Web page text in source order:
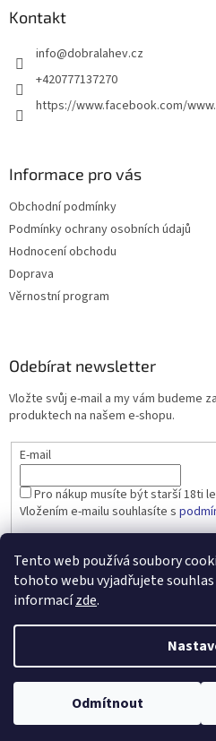
Tento web používá soubory
tohoto webu vyjadřujete souhlas
informacízde.
Odmítnout
Kontakt
info@dobralahev.cz
+420777137270
https://www.facebook.com/
Informace pro vás
Obchodní podmínky
Podmínky ochrany osobních údajů
Hodnocení obchodu
Doprava
Věrnostní program
Odebírat newsletter
Vložte svůj e-mail a my vám budeme
produktech na našem e-shopu.
E-mail
Pro nákup musíte být starší 18ti
Vložením e-mailu souhlasíte s
PŘIHLÁSIT SE
Copyright 2026dobralahev.cz.